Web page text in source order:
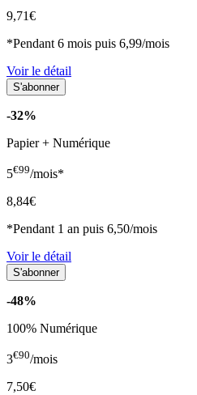
9,71€
*Pendant 6 mois puis 6,99/mois
Voir le détail
-32%
Papier + Numérique
5€99/mois*
8,84€
*Pendant 1 an puis 6,50/mois
Voir le détail
-48%
100% Numérique
3€90/mois
7,50€